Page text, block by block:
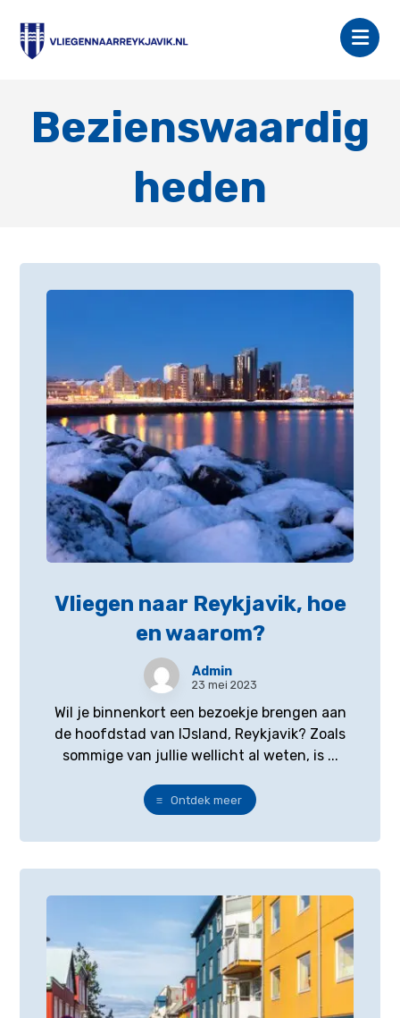
Bezienswaardig
heden
Vliegen naar Reykjavik, hoe
en waarom?
Admin
23 mei 2023
Wil je binnenkort een bezoekje brengen aan
de hoofdstad van IJsland, Reykjavik? Zoals
sommige van jullie wellicht al weten, is ...
Ontdek meer